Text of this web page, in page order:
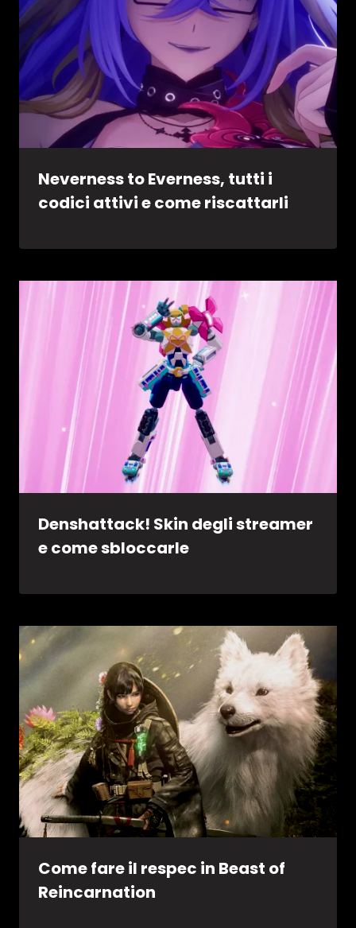
Neverness to Everness, tutti i
codici attivi e come riscattarli
Denshattack! Skin degli streamer
e come sbloccarle
Come fare il respec in Beast of
Reincarnation